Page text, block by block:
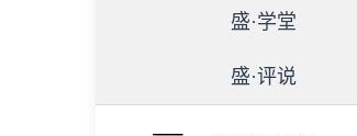
盛·学堂
盛·评说